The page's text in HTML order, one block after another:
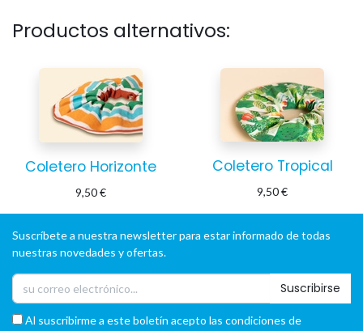
Productos alternativos:
Coletero Horizonte
9,50€
Coletero Tropical
9,50€
Suscríbete a nuestra newsletter para estar informado de todas
nuestras novedades y ofertas.
Suscribirse
Al suscribirme a este boletín acepto las condiciones de